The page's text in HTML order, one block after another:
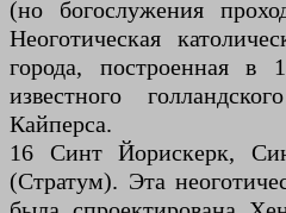
(но богослужения
Неоготическая
города, построенная в
известного
Кайперса.
16 Синт Йорискерк,
(Стратум). Эта